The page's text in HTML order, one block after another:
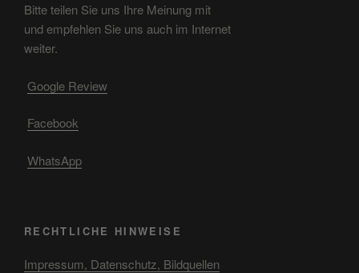
Bitte teilen Sie uns Ihre Meinung mit
und empfehlen Sie uns auch im Internet
weiter.
Google Review
Facebook
WhatsApp
RECHTLICHE HINWEISE
Impressum, Datenschutz, Bildquellen